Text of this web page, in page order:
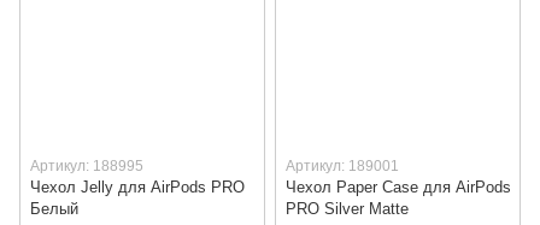
Артикул: 188995
Чехол Jelly для AirPods PRO
Белый
Артикул: 189001
Чехол Paper Case для AirPods
PRO Silver Matte